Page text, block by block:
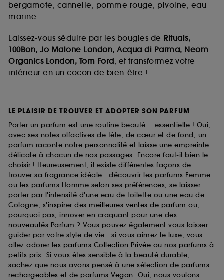
bergamote, cannelle, pomme rouge, pivoine, eau
marine...
Laissez-vous séduire par les bougies de Rituals,
100Bon, Jo Malone London, Acqua di Parma, Neom
Organics London, Tom Ford, et transformez votre
intérieur en un cocon de bien-être !
LE PLAISIR DE TROUVER ET ADOPTER SON PARFUM
Porter un parfum est une routine beauté... essentielle ! Oui,
avec ses notes olfactives de tête, de cœur et de fond, un
parfum raconte notre personnalité et laisse une empreinte
délicate à chacun de nos passages. Encore faut-il bien le
choisir ! Heureusement, il existe différentes façons de
trouver sa fragrance idéale : découvrir les parfums Femme
ou les parfums Homme selon ses préférences, se laisser
porter par l'intensité d'une eau de toilette ou une eau de
Cologne, s'inspirer des meilleures ventes de parfum ou,
pourquoi pas, innover en craquant pour une des
nouveautés Parfum ? Vous pouvez également vous laisser
guider par votre style de vie : si vous aimez le luxe, vous
allez adorer les parfums Collection Privée ou nos parfums à
petits prix. Si vous êtes sensible à la beauté durable,
sachez que nous avons pensé à une sélection de parfums
rechargeables et de parfums Vegan. Oui, nous voulons